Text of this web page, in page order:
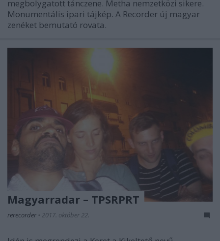
megbolygatott tánczene. Metha nemzetközi sikere.
Monumentális ipari tájkép. A Recorder új magyar
zenéket bemutató rovata.
Magyarradar – TPSRPRT
rerecorder • 2017. október 22.